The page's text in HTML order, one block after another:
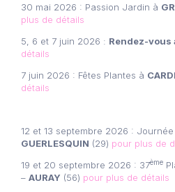
30 mai 2026 : Passion Jardin à
plus de détails
5, 6 et 7 juin 2026 : Rendez-vous
détails
7 juin 2026 : Fêtes Plantes à
détails
12 et 13 septembre 2026 :
GUERLESQUIN (29) pour plus de
19 et 20 septembre 2026 : 37ème
– AURAY (56) pour plus de détails